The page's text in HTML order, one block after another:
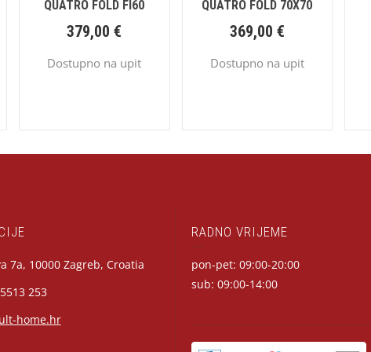
QUATRO FOLD FI60
379,00€
Dostupno na upit
QUATRO FOLD 70X70
369,00 €
Dostupno na upit
7a, 10000 Zagreb, Croatia
253
home.hr
RADNO VRIJEME
pon-pet: 09:00-20:00
sub: 09:00-14:00